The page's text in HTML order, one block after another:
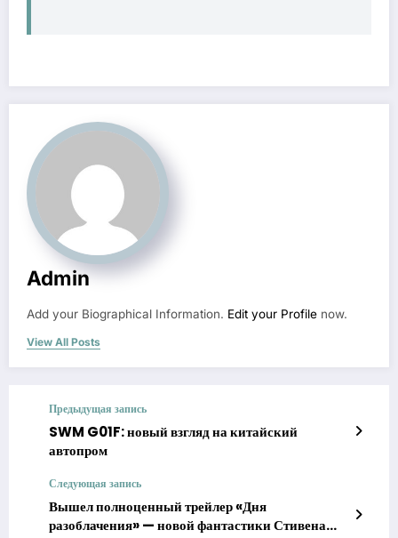
Admin
Add your Biographical Information. Edit your Profile now.
View All Posts
Предыдущая запись
SWM G01F: новый взгляд на китайский
автопром
Следующая запись
Вышел полноценный трейлер «Дня
разоблачения» — новой фантастики Стивена